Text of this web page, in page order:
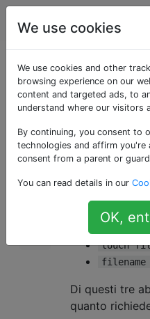
Unix &
Svuota il
di un file
220
Sono a
Loro sono
>filename
touch
Di questi tre
quanto
We use cookies
We use cookies and other
browsing experience on our
content and targeted ads, to
understand where our visitors
By continuing, you consent to
technologies and affirm you're
consent from a parent or
You can read details in our
OK,